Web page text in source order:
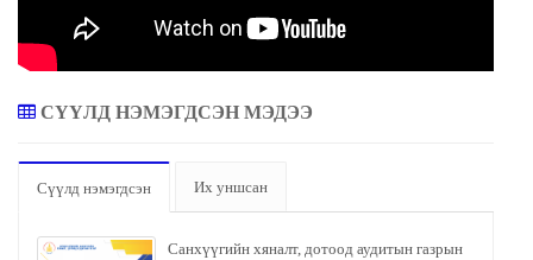
СҮҮЛД НЭМЭГДСЭН МЭДЭЭ
Сүүлд нэмэгдсэн Их уншсан
Санхүүгийн хяналт, дотоод аудитын газрын